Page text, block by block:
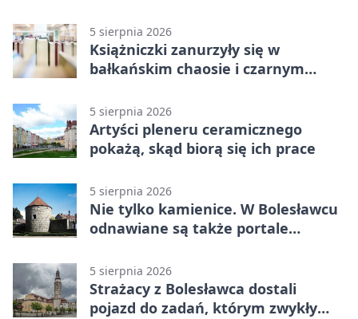
5 sierpnia 2026
Książniczki zanurzyły się w
bałkańskim chaosie i czarnym
5 sierpnia 2026
Artyści pleneru ceramicznego
pokażą, skąd biorą się ich prace
5 sierpnia 2026
Nie tylko kamienice. W Bolesławcu
odnawiane są także portale
5 sierpnia 2026
Strażacy z Bolesławca dostali
pojazd do zadań, którym zwykły